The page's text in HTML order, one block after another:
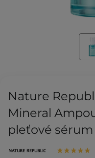
Nature
Mineral
pleťové sérum